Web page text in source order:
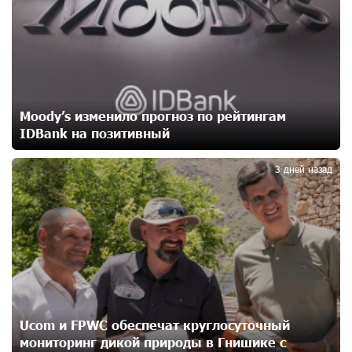
Бывший премьер-министр Словакии обратился к
президенту страны с просьбой содействовать
освобождению армянских заключенных,
Против кого вооружается Азербайджан? Аршак
Карапетян
16 дней назад
При поддержке Ucom в спортивной школе Вайка
установлена солнечная электростанция мощностью
15 кВт
16 дней назад
Новые финансовые навыки на «Давидбекских
играх»: Idram&IDBank
17 дней назад
Moody’s изменило прогноз по рейтингам
IDBank на позитивный
Ucom и FPWC обеспечат круглосуточный
мониторинг дикой природы в Гнишике с
3 дней назад
3